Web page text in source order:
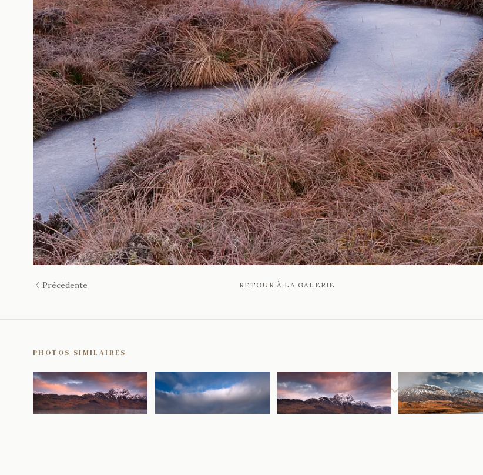
Précédente RETOUR À LA GALERIE
PHOTOS SIMILAIRES